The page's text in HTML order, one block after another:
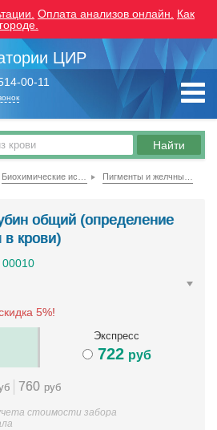
Оплата анализов онлайн.
Как
ЦИР
00-11
общий (определение
в крови)
00010
5%!
Экспресс
722 руб
760 руб
стоимости забора